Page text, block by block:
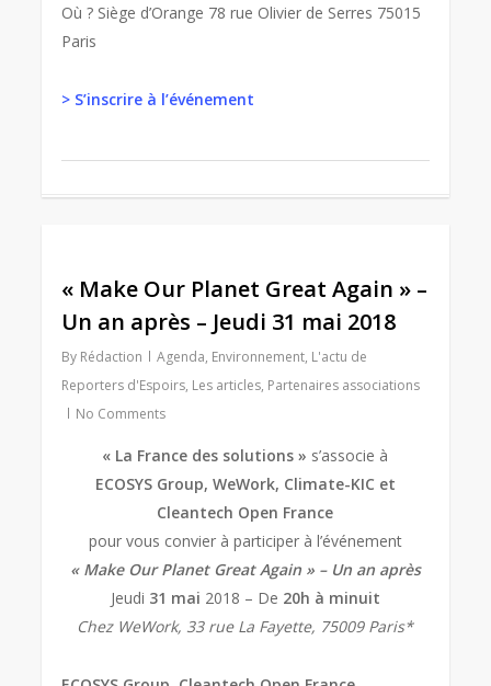
Où ? Siège d’Orange 78 rue Olivier de Serres 75015
Paris
> S’inscrire à l’événement
« Make Our Planet Great Again » –
Un an après – Jeudi 31 mai 2018
By Rédaction Agenda, Environnement, L'actu de
Reporters d'Espoirs, Les articles, Partenaires associations
No Comments
« La France des solutions » s’associe à
ECOSYS Group, WeWork, Climate-KIC et
Cleantech Open France
pour vous convier à participer à l’événement
« Make Our Planet Great Again » – Un an après
Jeudi 31 mai 2018 – De 20h à minuit
Chez WeWork, 33 rue La Fayette, 75009 Paris*